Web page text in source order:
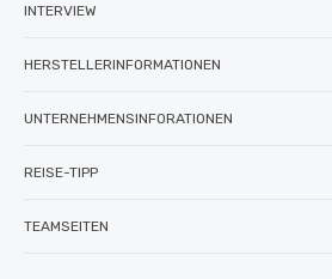
INTERVIEW
HERSTELLERINFORMATIONEN
UNTERNEHMENSINFORATIONEN
REISE-TIPP
TEAMSEITEN